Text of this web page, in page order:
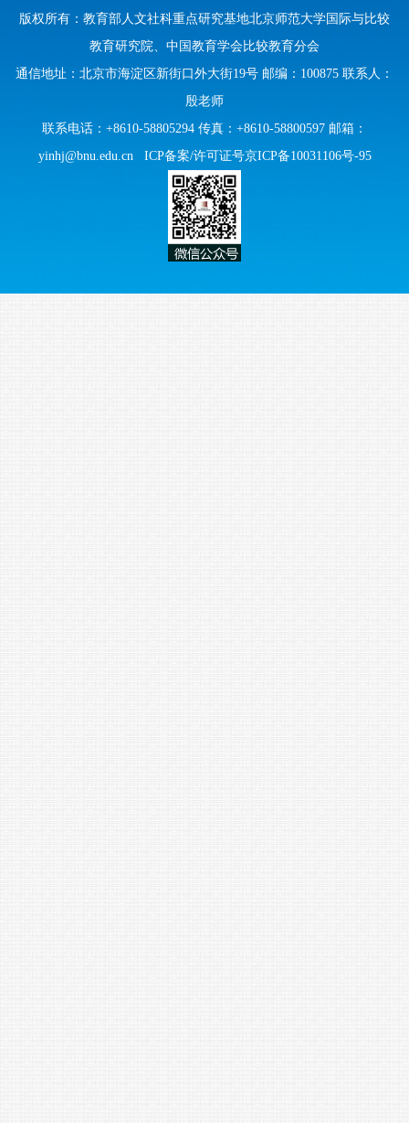
版权所有：教育部人文社科重点研究基地北京师范大学国际与比较
教育研究院、中国教育学会比较教育分会
通信地址：北京市海淀区新街口外大街19号 邮编：100875 联系人：
殷老师
联系电话：+8610-58805294 传真：+8610-58800597 邮箱：
yinhj@bnu.edu.cn ICP备案/许可证号京ICP备10031106号-95